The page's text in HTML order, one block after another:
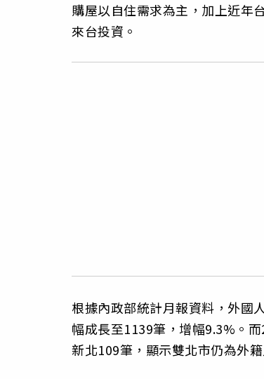
購屋以自住需求為主，加上近年
來台投資。
根據內政部統計月報資料，外國
幅成長至1139筆，增幅9.3%。
新北109筆，顯示雙北市仍為外